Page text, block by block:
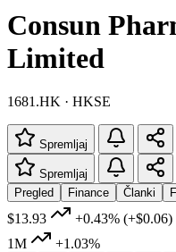
Consun
Limited
1681.HK · HKSE
Spremljaj
Spremljaj
Pregled
Finance Članki
$13.93 +0.43% (+$0.06)
1M
+1.03%